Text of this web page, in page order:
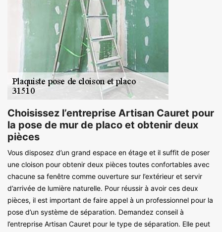
Choisissez l’entreprise Artisan Cauret pour
la pose de mur de placo et obtenir deux
pièces
Vous disposez d’un grand espace en étage et il suffit de poser
une cloison pour obtenir deux pièces toutes confortables avec
chacune sa fenêtre comme ouverture sur l’extérieur et servir
d’arrivée de lumière naturelle. Pour réussir à avoir ces deux
pièces, il est important de faire appel à un professionnel pour la
pose d’un système de séparation. Demandez conseil à
l’entreprise Artisan Cauret pour le type de séparation. Elle peut